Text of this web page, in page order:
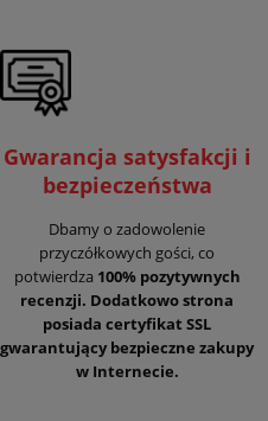
Gwarancja satysfakcji i
bezpieczeństwa
Dbamy o zadowolenie
przyczółkowych gości, co
potwierdza 100% pozytywnych
recenzji. Dodatkowo strona
posiada certyfikat SSL
gwarantujący bezpieczne zakupy
w Internecie.